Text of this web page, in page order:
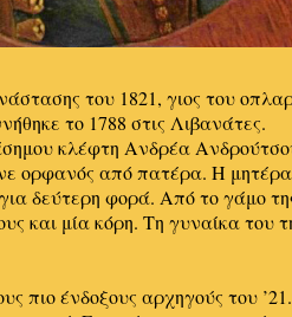
του 1821, γιος του
το 1788 στις Λιβανάτες.
κλέφτη Ανδρέα
ορφανός από πατέρα. Η
δεύτερη φορά. Από το γάμο
και μία κόρη. Τη γυναίκα του
πιο ένδοξους αρχηγούς του ’21.